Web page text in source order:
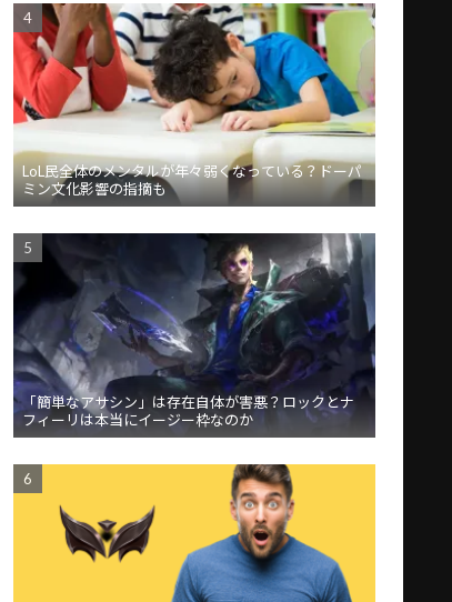
LoL民全体のメンタルが年々弱くなっている？ドーパ
ミン文化影響の指摘も
「簡単なアサシン」は存在自体が害悪？ロックとナ
フィーリは本当にイージー枠なのか